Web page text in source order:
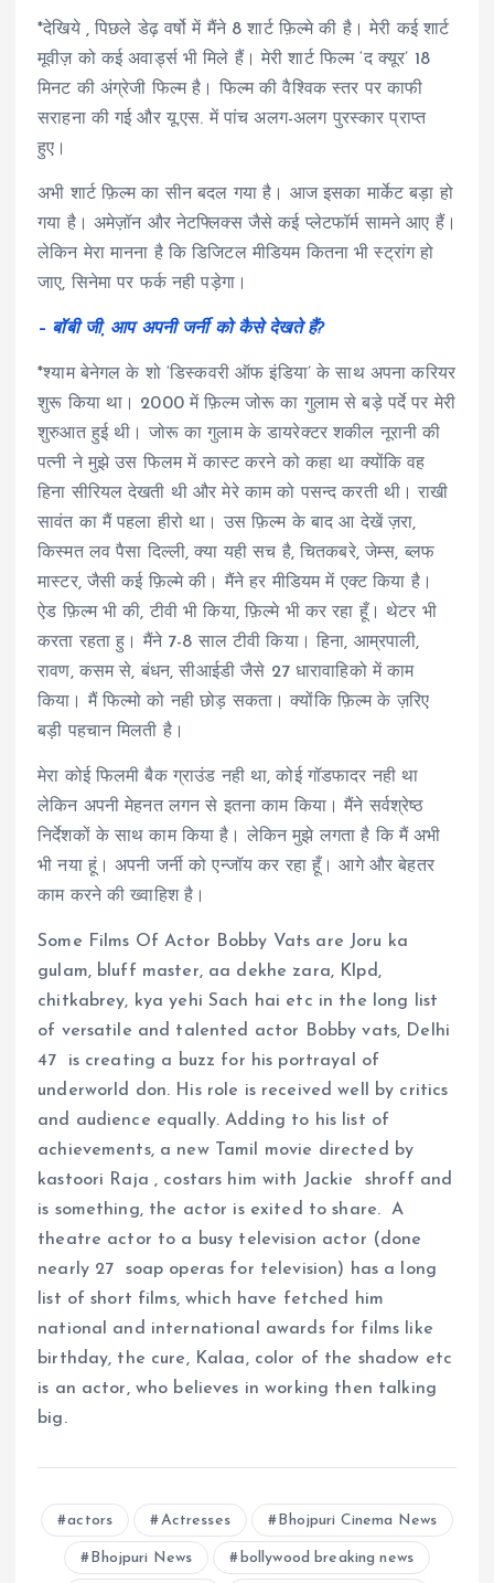
*देखिये , पिछले डेढ़ वर्षो में मैंने 8 शार्ट फ़िल्मे की है। मेरी कई शार्ट
मूवीज़ को कई अवार्ड्स भी मिले हैं। मेरी शार्ट फिल्म ‘द क्यूर’ 18
मिनट की अंग्रेजी फिल्म है। फिल्म की वैश्विक स्तर पर काफी
सराहना की गई और यू.एस. में पांच अलग-अलग पुरस्कार प्राप्त
हुए।
अभी शार्ट फ़िल्म का सीन बदल गया है। आज इसका मार्केट बड़ा हो
गया है। अमेज़ॉन और नेटफ्लिक्स जैसे कई प्लेटफॉर्म सामने आए हैं।
लेकिन मेरा मानना है कि डिजिटल मीडियम कितना भी स्ट्रांग हो
जाए, सिनेमा पर फर्क नही पड़ेगा।
– बॉबी जी, आप अपनी जर्नी को कैसे देखते हैं?
*श्याम बेनेगल के शो ‘डिस्कवरी ऑफ इंडिया’ के साथ अपना करियर
शुरू किया था। 2000 में फ़िल्म जोरू का गुलाम से बड़े पर्दे पर मेरी
शुरुआत हुई थी। जोरू का गुलाम के डायरेक्टर शकील नूरानी की
पत्नी ने मुझे उस फिलम में कास्ट करने को कहा था क्योंकि वह
हिना सीरियल देखती थी और मेरे काम को पसन्द करती थी। राखी
सावंत का मैं पहला हीरो था। उस फ़िल्म के बाद आ देखें ज़रा,
किस्मत लव पैसा दिल्ली, क्या यही सच है, चितकबरे, जेम्स, ब्लफ
मास्टर, जैसी कई फ़िल्मे की। मैंने हर मीडियम में एक्ट किया है।
ऐड फ़िल्म भी की, टीवी भी किया, फ़िल्मे भी कर रहा हूँ। थेटर भी
करता रहता हु। मैंने 7-8 साल टीवी किया। हिना, आम्रपाली,
रावण, कसम से, बंधन, सीआईडी जैसे 27 धारावाहिको में काम
किया। मैं फिल्मो को नही छोड़ सकता। क्योंकि फ़िल्म के ज़रिए
बड़ी पहचान मिलती है।
मेरा कोई फिलमी बैक ग्राउंड नही था, कोई गॉडफादर नही था
लेकिन अपनी मेहनत लगन से इतना काम किया। मैंने सर्वश्रेष्ठ
निर्देशकों के साथ काम किया है। लेकिन मुझे लगता है कि मैं अभी
भी नया हूं। अपनी जर्नी को एन्जॉय कर रहा हूँ। आगे और बेहतर
काम करने की ख्वाहिश है।
Some Films Of Actor Bobby Vats are Joru ka
gulam, bluff master, aa dekhe zara, Klpd,
chitkabrey, kya yehi Sach hai etc in the long list
of versatile and talented actor Bobby vats, Delhi
47 is creating a buzz for his portrayal of
underworld don. His role is received well by critics
and audience equally. Adding to his list of
achievements, a new Tamil movie directed by
kastoori Raja , costars him with Jackie shroff and
is something, the actor is exited to share. A
theatre actor to a busy television actor (done
nearly 27 soap operas for television) has a long
list of short films, which have fetched him
national and international awards for films like
birthday, the cure, Kalaa, color of the shadow etc
is an actor, who believes in working then talking
big.
actors Actresses Bhojpuri Cinema News
Bhojpuri News bollywood breaking news